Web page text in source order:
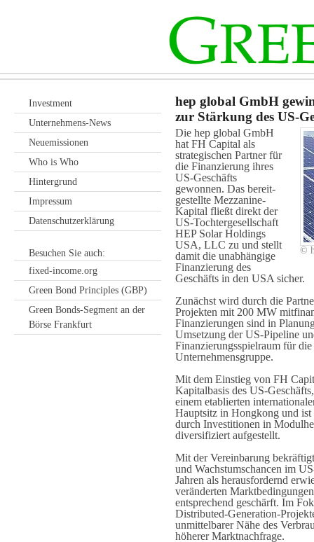
hep global GmbH
zur Stärkung des US-
©
Die hep global GmbH
hat FH Capital als
strate­gischen Partner für
die Finan­zierung ihres
US-Geschäfts
gewonnen. Das bereit­
gestellte Mezzanine-
Kapital fließt direkt der
US-Tochter­gesell­schaft
HEP Solar Holdings
USA, LLC zu und stellt
damit die unab­hängige
Finan­zierung des
Geschäfts in den USA sicher.
Zunächst wird durch die
Projekten mit 200 MW
Finanzierungen sind in
Umsetzung der US-Pipeline
Finanzierungsspielraum für
Unternehmensgruppe.
Mit dem Einstieg von FH
Kapitalbasis des US-
einem etablierten
Hauptsitz in Hongkong und ist
durch Investitionen in
diversifiziert aufgestellt.
Mit der Vereinbarung
und Wachstumschancen im
Jahren als herausfordernd
veränderten
entsprechend geschärft. Im
Distributed-Generation-
unmittelbarer Nähe des
höherer Marktnachfrage.
Investment
Unternehmens-News
Neuemissionen
Who is Who
Hintergrund
Impressum
Datenschutzerklärung
Besuchen Sie auch:
fixed-income.org
Green Bond Principles (GBP)
Green Bonds-Segment an der
Börse Frankfurt